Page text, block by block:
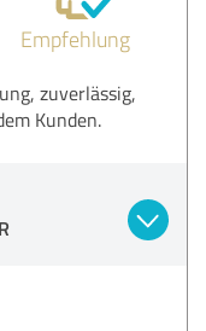
Empfehlung
zuverlässig,
Kunden.